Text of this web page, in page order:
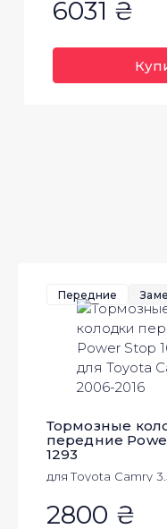
6031 ₴
Передние
Тормозные
передние
1293
для Toyota Camry
2800 ₴